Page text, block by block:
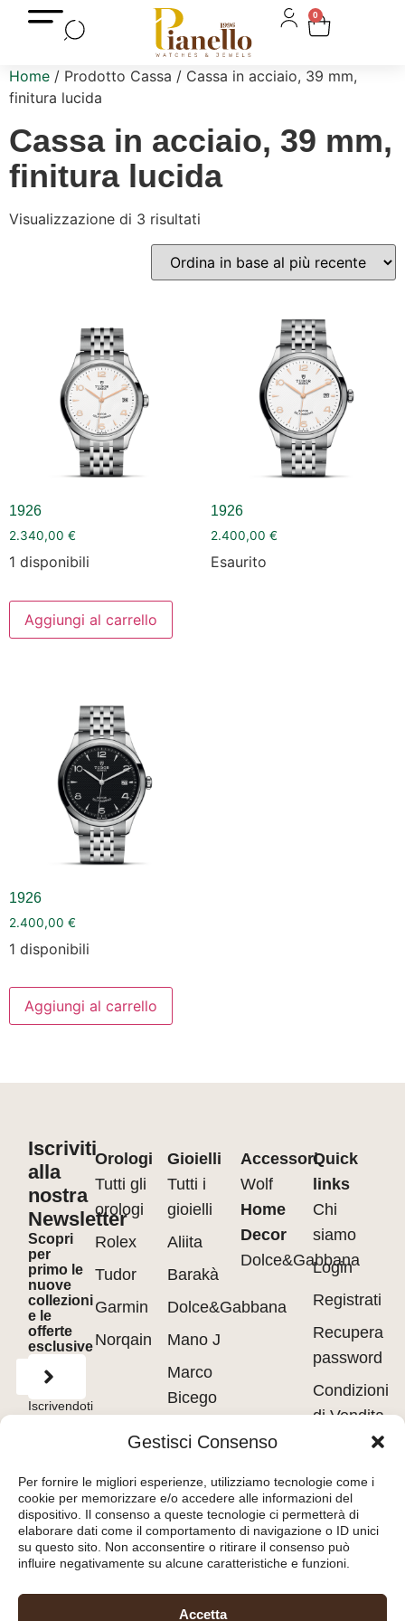
Gestisci Consenso
Per fornire le migliori esperienze, utilizziamo tecnologie come i
cookie per memorizzare e/o accedere alle informazioni del
dispositivo. Il consenso a queste tecnologie ci permetterà di
elaborare dati come il comportamento di navigazione o ID unici
su questo sito. Non acconsentire o ritirare il consenso può
influire negativamente su alcune caratteristiche e funzioni.
Accetta
0
Home / Prodotto Cassa / Cassa in acciaio, 39 mm,
finitura lucida
Cassa in acciaio, 39 mm,
finitura lucida
Visualizzazione di 3 risultati
1926
2.340,00 €
1 disponibili
Aggiungi al carrello
1926
2.400,00 €
Esaurito
1926
2.400,00 €
1 disponibili
Aggiungi al carrello
Iscriviti
alla
nostra
Newsletter
Scopri
per
primo le
nuove
collezioni
e le
offerte
esclusive
Iscrivendoti
accetti
Orologi
Tutti gli
orologi
Rolex
Tudor
Garmin
Norqain
Gioielli
Tutti i
gioielli
Aliita
Barakà
Dolce&Gabbana
Mano J
Marco
Bicego
Bruni
Tavanti
Accessori
Wolf
Home
Decor
Dolce&Gabbana
Quick
links
Chi
siamo
Login
Registrati
Recupera
password
Condizioni
di Vendita
policy
Cookie
policy